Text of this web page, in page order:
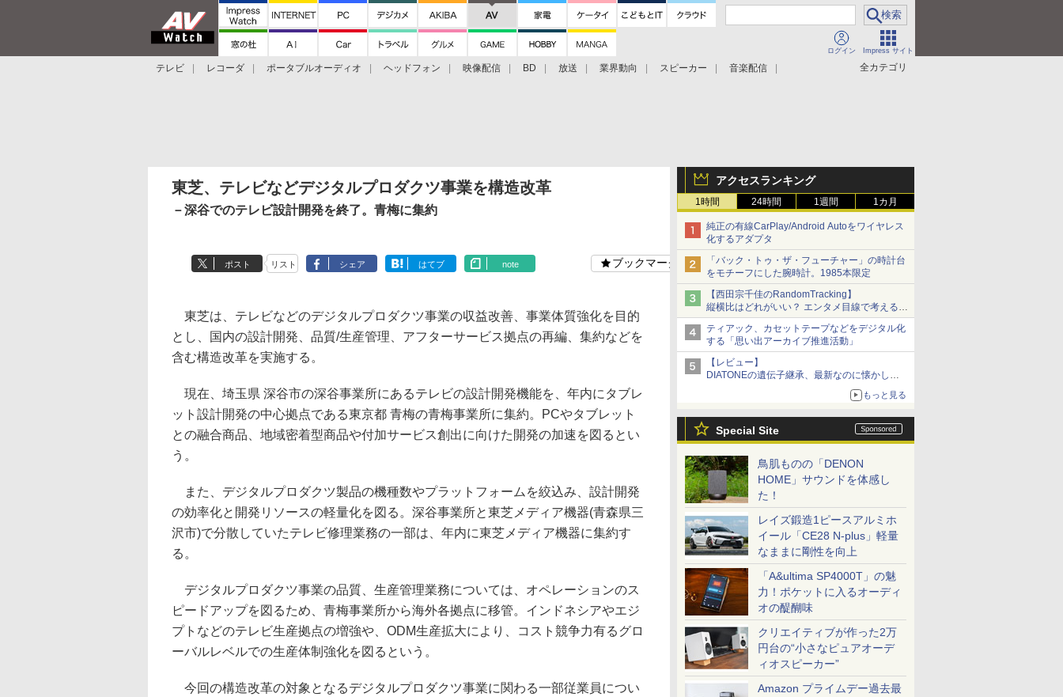
ログイン Impress サイト
全カテゴリ
テレビ レコーダ ポータブルオーディオ ヘッドフォン 映像配信 BD 放送 業界動向 スピーカー
音楽配信
アクセスランキング
1時間 24時間 1週間 1カ月
純正の有線CarPlay/Android Autoをワイヤレス
化するアダプタ
「バック・トゥ・ザ・フューチャー」の時計台
をモチーフにした腕時計。1985本限定
【西田宗千佳のRandomTracking】
縦横比はどれがいい？ エンタメ目線で考える、
サムスン新「Galaxy Z Fold」
ティアック、カセットテープなどをデジタル化
する「思い出アーカイブ推進活動」
【レビュー】
DIATONEの遺伝子継承、最新なのに懐かし
い“惚れる音”Tecnologia e Cuore「DS-TC52B」
もっと見る
Special Site
鳥肌ものの「DENON
HOME」サウンドを体感し
た！
レイズ鍛造1ピースアルミホ
イール「CE28 N-plus」軽量
なままに剛性を向上
「A&ultima SP4000T」の魅
力！ポケットに入るオーディ
オの醍醐味
クリエイティブが作った2万
円台の“小さなピュアオーデ
ィオスピーカー”
Amazon プライムデー過去最
東芝、テレビなどデジタルプロダクツ事業を構造改革
－深谷でのテレビ設計開発を終了。青梅に集約
ポスト リスト シェア はてブ note ブックマーク
東芝は、テレビなどのデジタルプロダクツ事業の収益改善、事業体質強化を目的
とし、国内の設計開発、品質/生産管理、アフターサービス拠点の再編、集約などを
含む構造改革を実施する。
現在、埼玉県 深谷市の深谷事業所にあるテレビの設計開発機能を、年内にタブレ
ット設計開発の中心拠点である東京都 青梅の青梅事業所に集約。PCやタブレット
との融合商品、地域密着型商品や付加サービス創出に向けた開発の加速を図るとい
う。
また、デジタルプロダクツ製品の機種数やプラットフォームを絞込み、設計開発
の効率化と開発リソースの軽量化を図る。深谷事業所と東芝メディア機器(青森県三
沢市)で分散していたテレビ修理業務の一部は、年内に東芝メディア機器に集約す
る。
デジタルプロダクツ事業の品質、生産管理業務については、オペレーションのス
ピードアップを図るため、青梅事業所から海外各拠点に移管。インドネシアやエジ
プトなどのテレビ生産拠点の増強や、ODM生産拡大により、コスト競争力有るグロ
ーバルレベルでの生産体制強化を図るという。
今回の構造改革の対象となるデジタルプロダクツ事業に関わる一部従業員につい